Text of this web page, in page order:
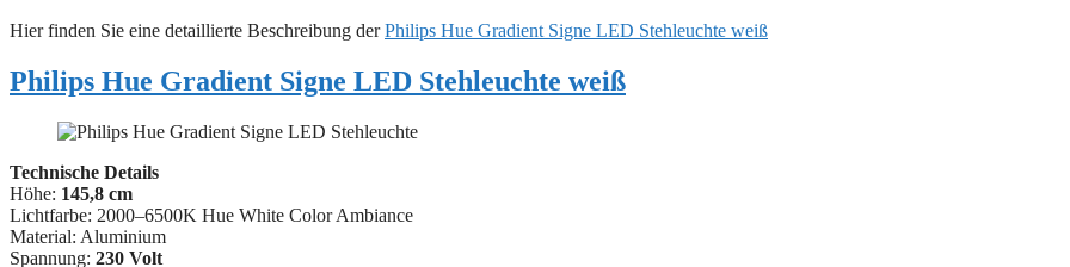
Hier finden Sie eine detaillierte Beschreibung derPhilips Hue Gradient Signe LED Stehleuchte weiß
Philips Hue Gradient Signe LED Stehleuchte weiß
Technische Details
Höhe: 145,8 cm
Lichtfarbe: 2000–6500K Hue White Color Ambiance
Material: ‎Aluminium
Spannung: 230 Volt